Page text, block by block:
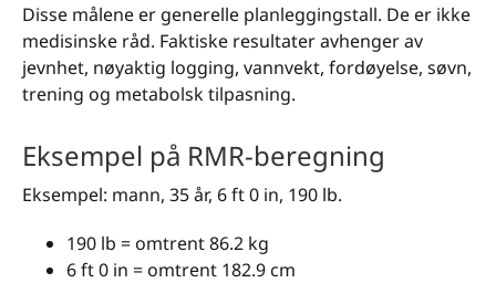
Disse målene er generelle planleggingstall. De er ikke
medisinske råd. Faktiske resultater avhenger av
jevnhet, nøyaktig logging, vannvekt, fordøyelse, søvn,
trening og metabolsk tilpasning.
Eksempel på RMR-beregning
Eksempel: mann, 35 år, 6 ft 0 in, 190 lb.
190 lb = omtrent 86.2 kg
6 ft 0 in = omtrent 182.9 cm